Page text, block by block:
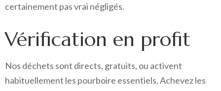
certainement pas vrai négligés.
Vérification en profit
Nos déchets sont directs, gratuits, ou activent
habituellement les pourboire essentiels. Achevez les